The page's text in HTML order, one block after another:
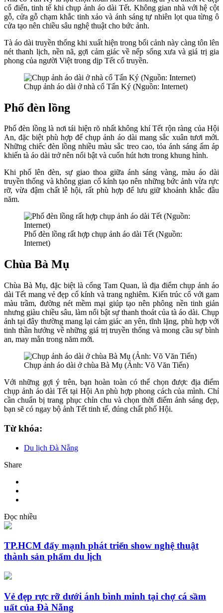
cổ điển, tinh tế khi chụp ảnh áo dài Tết. Không gian nhà với hệ cột
gỗ, cửa gỗ chạm khắc tinh xảo và ánh sáng tự nhiên lọt qua từng ô
cửa tạo nên chiều sâu nghệ thuật cho bức ảnh.
Tà áo dài truyền thống khi xuất hiện trong bối cảnh này càng tôn lên
nét thanh lịch, nền nã, gợi cảm giác về nếp sống xưa và giá trị gia
phong của người Việt trong dịp Tết cổ truyền.
Chụp ảnh áo dài ở nhà cổ Tấn Ký (Nguồn: Internet)
Phố đèn lồng
Phố đèn lồng là nơi tái hiện rõ nhất không khí Tết rộn ràng của Hội
An, đặc biệt phù hợp để chụp ảnh áo dài mang sắc xuân tươi mới.
Những chiếc đèn lồng nhiều màu sắc treo cao, tỏa ánh sáng ấm áp
khiến tà áo dài trở nên nổi bật và cuốn hút hơn trong khung hình.
Khi phố lên đèn, sự giao thoa giữa ánh sáng vàng, màu áo dài
truyền thống và không gian cổ kính tạo nên những bức ảnh vừa rực
rỡ, vừa đậm chất lễ hội, rất phù hợp để lưu giữ khoảnh khắc đầu
năm.
Phố đèn lồng rất hợp chụp ảnh áo dài Tết (Nguồn:
Internet)
Chùa Bà Mụ
Chùa Bà Mụ, đặc biệt là cổng Tam Quan, là địa điểm chụp ảnh áo
dài Tết mang vẻ đẹp cổ kính và trang nghiêm. Kiến trúc cổ với gam
màu trầm, đường nét mềm mại giúp tạo nên phông nền tinh giản
nhưng giàu chiều sâu, làm nổi bật sự thanh thoát của tà áo dài. Chụp
ảnh tại đây thường mang lại cảm giác an yên, tĩnh lặng, phù hợp với
tinh thần hướng về những giá trị truyền thống và mong cầu sự bình
an, may mắn trong năm mới.
Chụp ảnh áo dài ở chùa Bà Mụ (Ảnh: Võ Văn Tiến)
Với những gợi ý trên, bạn hoàn toàn có thể chọn được địa điểm
chụp ảnh áo dài Tết tại Hội An phù hợp phong cách của mình. Chỉ
cần chuẩn bị trang phục chỉn chu và chọn thời điểm ánh sáng đẹp,
bạn sẽ có ngay bộ ảnh Tết tinh tế, đúng chất phố Hội.
Từ khóa:
Du lịch Đà Nẵng
Share
Đọc nhiều
TP.HCM đẩy mạnh phát triển show nghệ thuật
thành sản phẩm du lịch
Vẻ đẹp rực rỡ dưới ánh bình minh tại chợ cá sầm
uất của Đà Nẵng